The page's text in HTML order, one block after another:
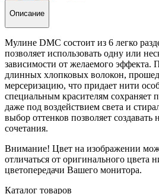
Описание
Мулине DMC состоит из 6 легко
позволяет использовать одну или
зависимости от желаемого эффекта.
длинных хлопковых волокон,
мерсеризацию, что придает нити
специальным красителям сохраняет
даже под воздействием света и
выбор оттенков позволяет
сочетания.
Внимание! Цвет на изображении
отличаться от оригинального цвета
цветопередачи Вашего монитора.
Каталог товаров